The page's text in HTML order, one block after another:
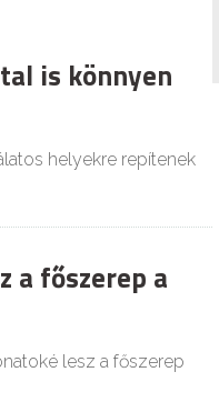
is könnyen
helyekre repítenek
a főszerep a
lesz a főszerep